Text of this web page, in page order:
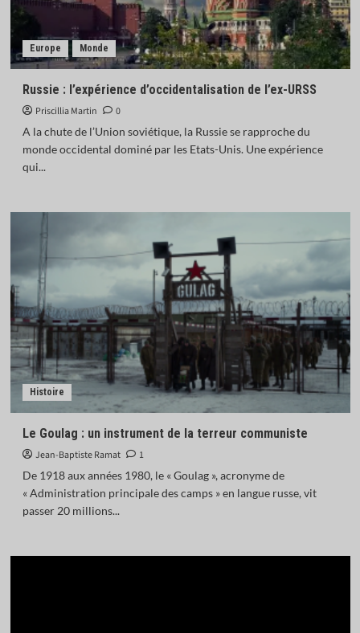
Europe Monde
Russie : l’expérience d’occidentalisation de l’ex-URSS
Priscillia Martin
0
A la chute de l’Union soviétique, la Russie se rapproche du
monde occidental dominé par les Etats-Unis. Une expérience
qui...
Histoire
Le Goulag : un instrument de la terreur communiste
Jean-Baptiste Ramat
1
De 1918 aux années 1980, le « Goulag », acronyme de
« Administration principale des camps » en langue russe, vit
passer 20 millions...